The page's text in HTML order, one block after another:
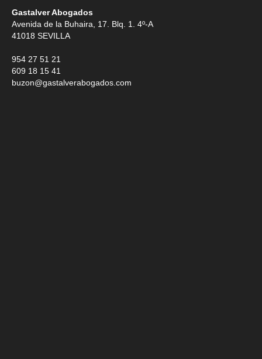
Gastalver Abogados
Avenida de la Buhaira, 17. Blq. 1. 4º-A
41018 SEVILLA
954 27 51 21
609 18 15 41
buzon@gastalverabogados.com